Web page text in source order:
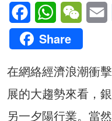
FacebookWhatsApp
Share
在網絡經濟浪潮衝
展的大趨勢來看，
另一夕陽行業。當